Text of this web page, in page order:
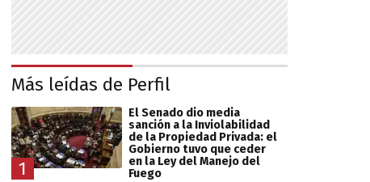
Más leídas de Perfil
1
El Senado dio media
sanción a la Inviolabilidad
de la Propiedad Privada: el
Gobierno tuvo que ceder
en la Ley del Manejo del
Fuego